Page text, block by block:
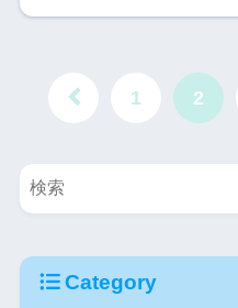
1 2
Category